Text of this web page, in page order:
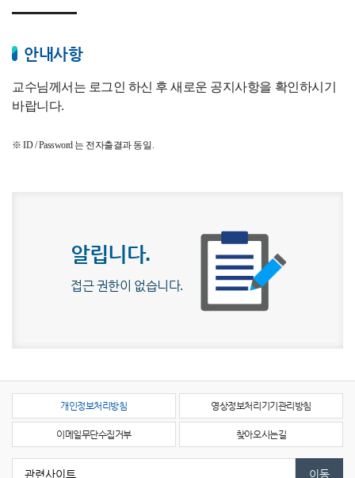
안내사항
교수님께서는 로그인 하신 후 새로운 공지사항을 확인하시기
바랍니다.
※ ID / Password 는 전자출결과 동일.
알립니다.
접근 권한이 없습니다.
개인정보처리방침 영상정보처리기기관리방침
이메일무단수집거부 찾아오시는길